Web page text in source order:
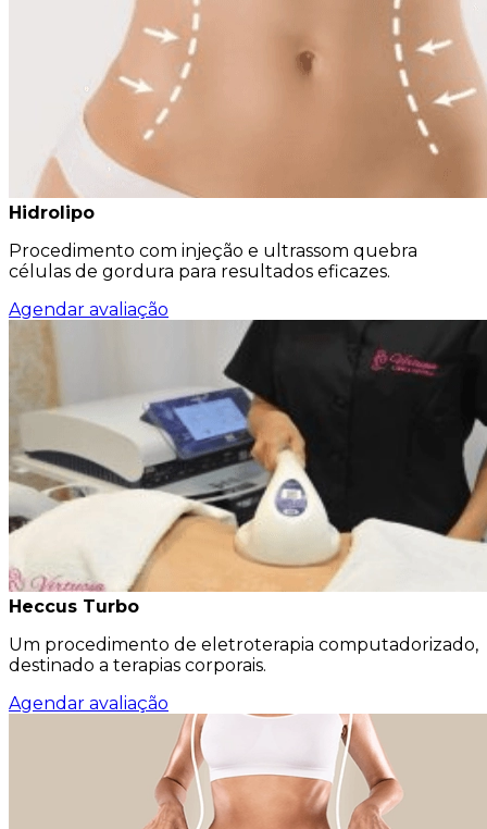
Hidrolipo
Procedimento com injeção e ultrassom quebra
células de gordura para resultados eficazes.
Agendar avaliação
Heccus Turbo
Um procedimento de eletroterapia computadorizado,
destinado a terapias corporais.
Agendar avaliação